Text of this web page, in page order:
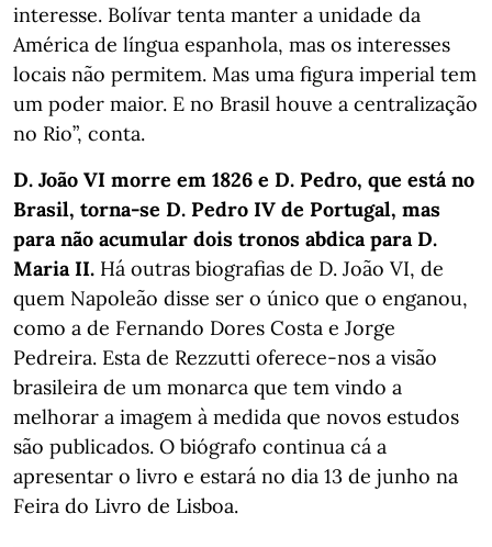
interesse. Bolívar tenta manter a unidade da
América de língua espanhola, mas os interesses
locais não permitem. Mas uma figura imperial tem
um poder maior. E no Brasil houve a centralização
no Rio”, conta.
D. João VI morre em 1826 e D. Pedro, que está no
Brasil, torna-se D. Pedro IV de Portugal, mas
para não acumular dois tronos abdica para D.
Maria II. Há outras biografias de D. João VI, de
quem Napoleão disse ser o único que o enganou,
como a de Fernando Dores Costa e Jorge
Pedreira. Esta de Rezzutti oferece-nos a visão
brasileira de um monarca que tem vindo a
melhorar a imagem à medida que novos estudos
são publicados. O biógrafo continua cá a
apresentar o livro e estará no dia 13 de junho na
Feira do Livro de Lisboa.